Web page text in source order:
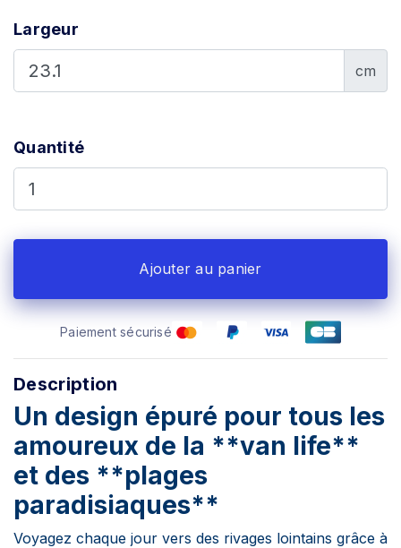
Largeur
cm
Quantité
Ajouter au panier
Paiement sécurisé
Description
Un design épuré pour tous les
amoureux de la **van life**
et des **plages
paradisiaques**
Voyagez chaque jour vers des rivages lointains grâce à